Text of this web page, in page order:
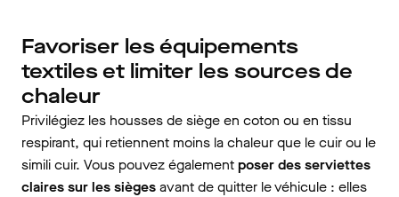
Favoriser les équipements
textiles et limiter les sources de
chaleur
Privilégiez les housses de siège en coton ou en tissu
respirant, qui retiennent moins la chaleur que le cuir ou le
simili cuir. Vous pouvez égalementposer des serviettes
claires sur les siègesavant de quitter le véhicule : elles